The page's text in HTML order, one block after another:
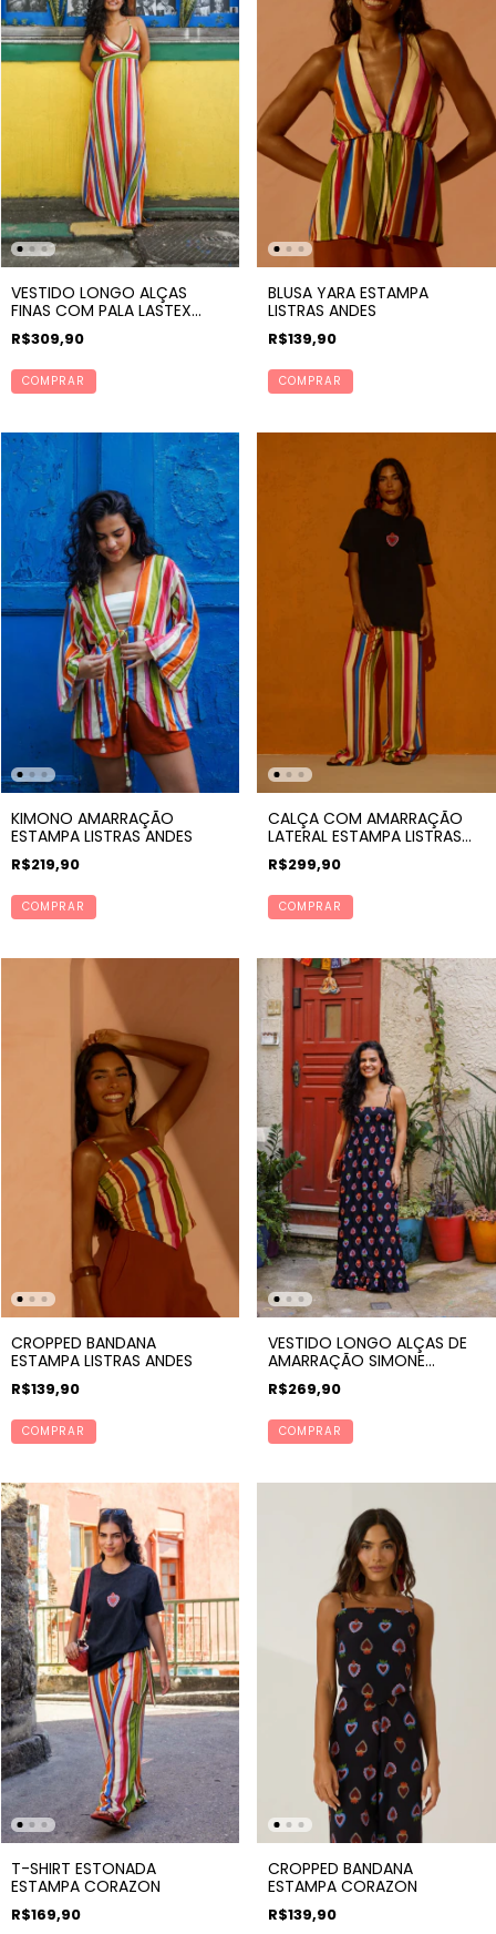
VESTIDO LONGO ALÇAS
FINAS COM PALA LASTEX
ESTAMPA LISTRAS ANDES
R$309,90
COMPRAR
BLUSA YARA ESTAMPA
LISTRAS ANDES
R$139,90
COMPRAR
KIMONO AMARRAÇÃO
ESTAMPA LISTRAS ANDES
R$219,90
COMPRAR
CALÇA COM AMARRAÇÃO
LATERAL ESTAMPA LISTRAS
ANDES
R$299,90
COMPRAR
CROPPED BANDANA
ESTAMPA LISTRAS ANDES
R$139,90
COMPRAR
VESTIDO LONGO ALÇAS DE
AMARRAÇÃO SIMONE
ESTAMPA CORAZON
R$269,90
COMPRAR
T-SHIRT ESTONADA
ESTAMPA CORAZON
R$169,90
CROPPED BANDANA
ESTAMPA CORAZON
R$139,90